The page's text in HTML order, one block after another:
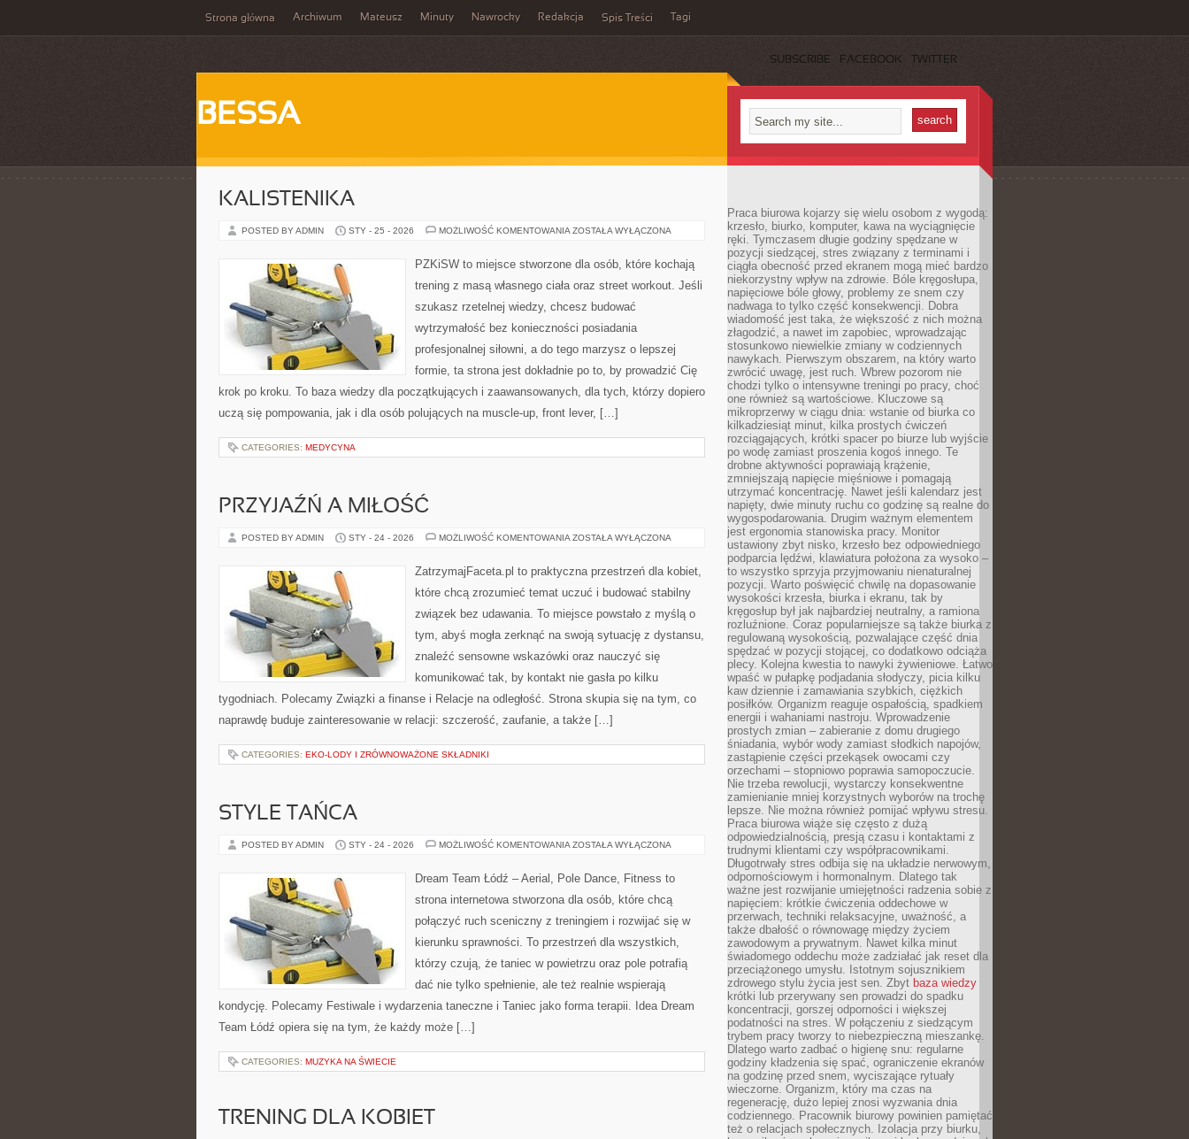
Strona główna Archiwum Mateusz Minuty Nawrocky Redakcja Spis Treści Tagi
SUBSCRIBE FACEBOOK TWITTER
BESSA
KALISTENIKA
POSTED BY ADMIN STY - 25 - 2026 MOŻLIWOŚĆ KOMENTOWANIA KALISTENIKA
ZOSTAŁA WYŁĄCZONA
PZKiSW to miejsce stworzone dla osób, które kochają
trening z masą własnego ciała oraz street workout. Jeśli
szukasz rzetelnej wiedzy, chcesz budować
wytrzymałość bez konieczności posiadania
profesjonalnej siłowni, a do tego marzysz o lepszej
formie, ta strona jest dokładnie po to, by prowadzić Cię
krok po kroku. To baza wiedzy dla początkujących i zaawansowanych, dla tych, którzy dopiero
uczą się pompowania, jak i dla osób polujących na muscle-up, front lever, […]
CATEGORIES: MEDYCYNA
PRZYJAŹŃ A MIŁOŚĆ
POSTED BY ADMIN STY - 24 - 2026 MOŻLIWOŚĆ KOMENTOWANIA PRZYJAŹŃ
ZOSTAŁA WYŁĄCZONA
ZatrzymajFaceta.pl to praktyczna przestrzeń dla kobiet,
które chcą zrozumieć temat uczuć i budować stabilny
związek bez udawania. To miejsce powstało z myślą o
tym, abyś mogła zerknąć na swoją sytuację z dystansu,
znaleźć sensowne wskazówki oraz nauczyć się
komunikować tak, by kontakt nie gasła po kilku
tygodniach. Polecamy Związki a finanse i Relacje na odległość. Strona skupia się na tym, co
naprawdę buduje zainteresowanie w relacji: szczerość, zaufanie, a także […]
CATEGORIES: EKO-LODY I ZRÓWNOWAŻONE SKŁADNIKI
STYLE TAŃCA
POSTED BY ADMIN STY - 24 - 2026 MOŻLIWOŚĆ KOMENTOWANIA STYLE
ZOSTAŁA WYŁĄCZONA
Dream Team Łódź – Aerial, Pole Dance, Fitness to
strona internetowa stworzona dla osób, które chcą
połączyć ruch sceniczny z treningiem i rozwijać się w
kierunku sprawności. To przestrzeń dla wszystkich,
którzy czują, że taniec w powietrzu oraz pole potrafią
dać nie tylko spełnienie, ale też realnie wspierają
kondycję. Polecamy Festiwale i wydarzenia taneczne i Taniec jako forma terapii. Idea Dream
Team Łódź opiera się na tym, że każdy może […]
CATEGORIES: MUZYKA NA ŚWIECIE
TRENING DLA KOBIET
Praca biurowa kojarzy się wielu osobom z wygodą:
krzesło, biurko, komputer, kawa na wyciągnięcie
ręki. Tymczasem długie godziny spędzane w
pozycji siedzącej, stres związany z terminami i
ciągła obecność przed ekranem mogą mieć bardzo
niekorzystny wpływ na zdrowie. Bóle kręgosłupa,
napięciowe bóle głowy, problemy ze snem czy
nadwaga to tylko część konsekwencji. Dobra
wiadomość jest taka, że większość z nich można
złagodzić, a nawet im zapobiec, wprowadzając
stosunkowo niewielkie zmiany w codziennych
nawykach. Pierwszym obszarem, na który warto
zwrócić uwagę, jest ruch. Wbrew pozorom nie
chodzi tylko o intensywne treningi po pracy, choć
one również są wartościowe. Kluczowe są
mikroprzerwy w ciągu dnia: wstanie od biurka co
kilkadziesiąt minut, kilka prostych ćwiczeń
rozciągających, krótki spacer po biurze lub wyjście
po wodę zamiast proszenia kogoś innego. Te
drobne aktywności poprawiają krążenie,
zmniejszają napięcie mięśniowe i pomagają
utrzymać koncentrację. Nawet jeśli kalendarz jest
napięty, dwie minuty ruchu co godzinę są realne do
wygospodarowania. Drugim ważnym elementem
jest ergonomia stanowiska pracy. Monitor
ustawiony zbyt nisko, krzesło bez odpowiedniego
podparcia lędźwi, klawiatura położona za wysoko –
to wszystko sprzyja przyjmowaniu nienaturalnej
pozycji. Warto poświęcić chwilę na dopasowanie
wysokości krzesła, biurka i ekranu, tak by
kręgosłup był jak najbardziej neutralny, a ramiona
rozluźnione. Coraz popularniejsze są także biurka z
regulowaną wysokością, pozwalające część dnia
spędzać w pozycji stojącej, co dodatkowo odciąża
plecy. Kolejna kwestia to nawyki żywieniowe. Łatwo
wpaść w pułapkę podjadania słodyczy, picia kilku
kaw dziennie i zamawiania szybkich, ciężkich
posiłków. Organizm reaguje ospałością, spadkiem
energii i wahaniami nastroju. Wprowadzenie
prostych zmian – zabieranie z domu drugiego
śniadania, wybór wody zamiast słodkich napojów,
zastąpienie części przekąsek owocami czy
orzechami – stopniowo poprawia samopoczucie.
Nie trzeba rewolucji, wystarczy konsekwentne
zamienianie mniej korzystnych wyborów na trochę
lepsze. Nie można również pomijać wpływu stresu.
Praca biurowa wiąże się często z dużą
odpowiedzialnością, presją czasu i kontaktami z
trudnymi klientami czy współpracownikami.
Długotrwały stres odbija się na układzie nerwowym,
odpornościowym i hormonalnym. Dlatego tak
ważne jest rozwijanie umiejętności radzenia sobie z
napięciem: krótkie ćwiczenia oddechowe w
przerwach, techniki relaksacyjne, uważność, a
także dbałość o równowagę między życiem
zawodowym a prywatnym. Nawet kilka minut
świadomego oddechu może zadziałać jak reset dla
przeciążonego umysłu. Istotnym sojusznikiem
zdrowego stylu życia jest sen. Zbyt baza wiedzy
krótki lub przerywany sen prowadzi do spadku
koncentracji, gorszej odporności i większej
podatności na stres. W połączeniu z siedzącym
trybem pracy tworzy to niebezpieczną mieszankę.
Dlatego warto zadbać o higienę snu: regularne
godziny kładzenia się spać, ograniczenie ekranów
na godzinę przed snem, wyciszające rytuały
wieczorne. Organizm, który ma czas na
regenerację, dużo lepiej znosi wyzwania dnia
codziennego. Pracownik biurowy powinien pamiętać
też o relacjach społecznych. Izolacja przy biurku,